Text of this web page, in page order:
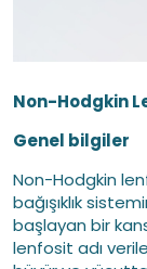
Non-Hodgkin
Genel bilgiler
Non-Hodgkin
bağışıklık
başlayan bir
lenfosit adı